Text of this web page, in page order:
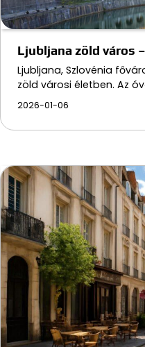
Ljubljana zöld város
Ljubljana, Szlovénia
zöld városi életben. Az
2026-01-06